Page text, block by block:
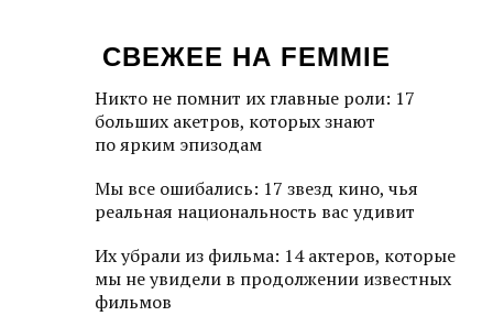
СВЕЖЕЕ НА FEMMIE
Никто не помнит их главные роли: 17
больших акетров, которых знают
по ярким эпизодам
Мы все ошибались: 17 звезд кино, чья
реальная национальность вас удивит
Их убрали из фильма: 14 актеров, которые
мы не увидели в продолжении известных
фильмов